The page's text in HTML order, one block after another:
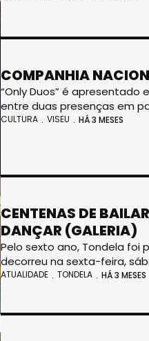
COMPANHIA
“Only Duos” é
entre duas presenças em
CULTURA VISEU HÁ 3 MESES
CENTENAS DE
DANÇAR (GALERIA)
Pelo sexto ano, Tondela foi
decorreu na sexta-feira,
ATUALIDADE TONDELA HÁ 3 MESES